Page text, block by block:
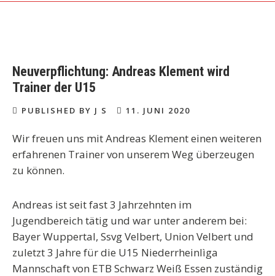
Neuverpflichtung: Andreas Klement wird
Trainer der U15
PUBLISHED BY J S 11. JUNI 2020
Wir freuen uns mit Andreas Klement einen weiteren
erfahrenen Trainer von unserem Weg überzeugen
zu können.
Andreas ist seit fast 3 Jahrzehnten im
Jugendbereich tätig und war unter anderem bei:
Bayer Wuppertal, Ssvg Velbert, Union Velbert und
zuletzt 3 Jahre für die U15 Niederrheinlìga
Mannschaft von ETB Schwarz Weiß Essen zuständig